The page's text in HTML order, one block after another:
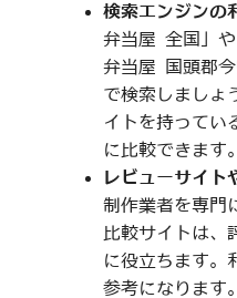
検索エンジンの
弁当屋 全国」
弁当屋 国頭郡
で検索しましょ
イトを持ってい
に比較できます。
レビューサイト
制作業者を専門
比較サイトは、
に役立ちます。
参考になります。